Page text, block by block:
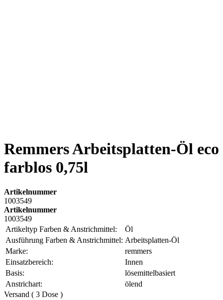
Remmers Arbeitsplatten-Öl eco
farblos 0,75l
Artikelnummer
1003549
Artikelnummer
1003549
Artikeltyp Farben & Anstrichmittel:
Öl
Ausführung Farben & Anstrichmittel: Arbeitsplatten-Öl
Marke:
remmers
Einsatzbereich:
Innen
Basis:
lösemittelbasiert
Anstrichart:
ölend
Versand ( 3 Dose )